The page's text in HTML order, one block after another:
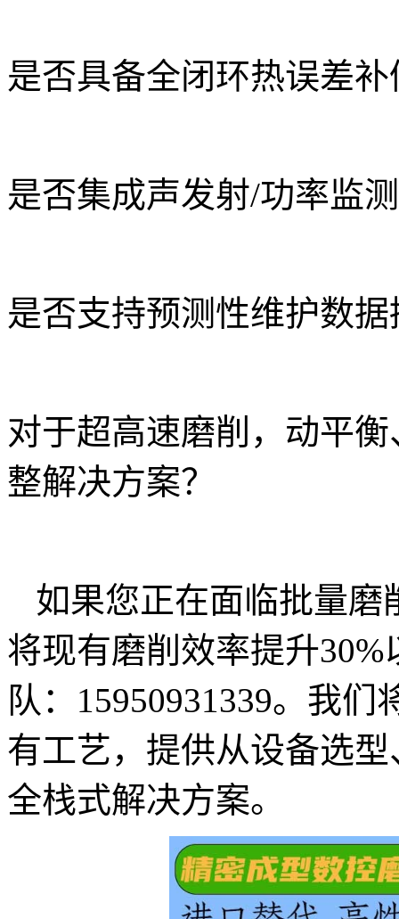
是否具备全闭环热误差
是否集成声发射/功率监
是否支持预测性维护数据
对于超高速磨削，动平
整解决方案？
如果您正在面临批量磨
将现有磨削效率提升
队：15950931339。我
有工艺，提供从设备选
全栈式解决方案。